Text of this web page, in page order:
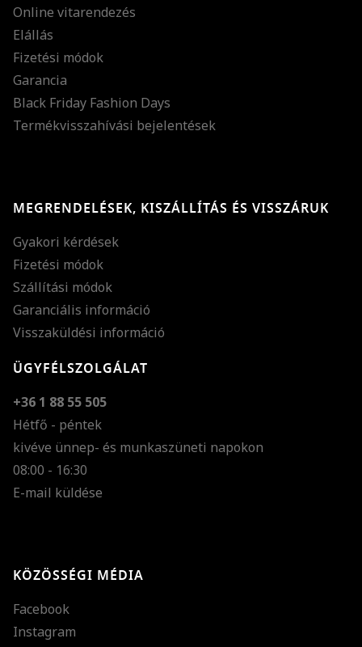
Online vitarendezés
Elállás
Fizetési módok
Garancia
Black Friday Fashion Days
Termékvisszahívási bejelentések
MEGRENDELÉSEK, KISZÁLLÍTÁS ÉS VISSZÁRUK
Gyakori kérdések
Fizetési módok
Szállítási módok
Garanciális információ
Visszaküldési információ
ÜGYFÉLSZOLGÁLAT
+36 1 88 55 505
Hétfő - péntek
kivéve ünnep- és munkaszüneti napokon
08:00 - 16:30
E-mail küldése
KÖZÖSSÉGI MÉDIA
Facebook
Instagram